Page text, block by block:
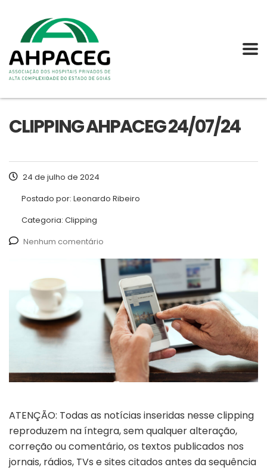
CLIPPING AHPACEG 24/07/24
24 de julho de 2024
Postado por: Leonardo Ribeiro
Categoria: Clipping
Nenhum comentário
ATENÇÃO: Todas as notícias inseridas nesse clipping
reproduzem na íntegra, sem qualquer alteração,
correção ou comentário, os textos publicados nos
jornais, rádios, TVs e sites citados antes da sequência